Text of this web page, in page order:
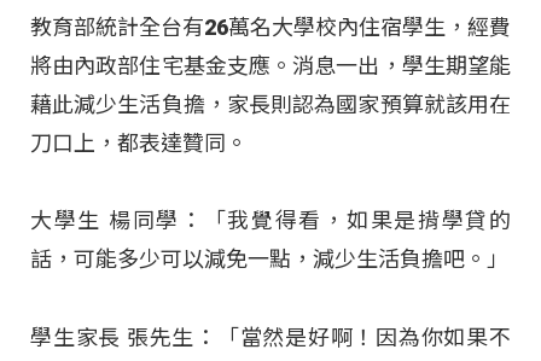
教育部統計全台有26萬名大學校內住宿學生，經費
將由內政部住宅基金支應。消息一出，學生期望能
藉此減少生活負擔，家長則認為國家預算就該用在
刀口上，都表達贊同。
大學生 楊同學：「我覺得看，如果是揹學貸的
話，可能多少可以減免一點，減少生活負擔吧。」
學生家長 張先生：「當然是好啊！因為你如果不